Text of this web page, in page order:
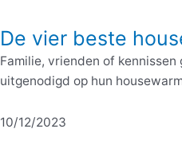
De vier beste
Familie, vrienden of
uitgenodigd op hun
10/12/2023